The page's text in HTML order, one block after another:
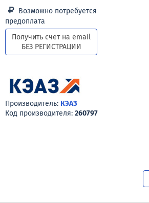
Возможно потребуется
предоплата
Получить счет на email
БЕЗ РЕГИСТРАЦИИ
Производитель: КЭАЗ
Код производителя: 260797